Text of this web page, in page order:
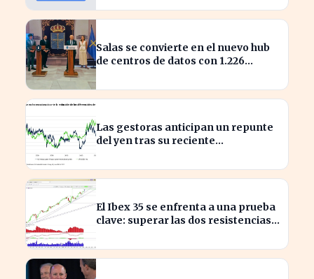
acciones
Salas se convierte en el nuevo hub
de centros de datos con 1.226
Las gestoras anticipan un repunte
del yen tras su reciente
El Ibex 35 se enfrenta a una prueba
clave: superar las dos resistencias